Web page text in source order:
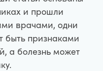
и прошли
врачами, одни
быть признаками
а болезнь может